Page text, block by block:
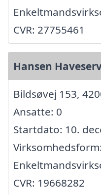
CVR: 27755461
Hansen
Bildsøvej 153,
Ansatte: 0
Startdato: 10.
Virksomhedsform:
CVR: 19668282